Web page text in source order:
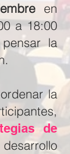
en
a 18:00
la
la
de